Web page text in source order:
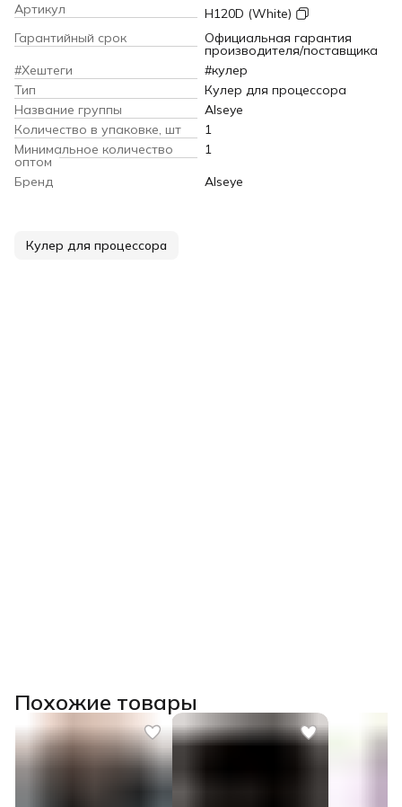
Артикул
H120D (White)
Гарантийный срок
Официальная гарантия
производителя/поставщика
#Хештеги
#кулер
Тип
Кулер для процессора
Название группы
Alseye
Количество в упаковке, шт
1
Минимальное количество
оптом
1
Бренд
Alseye
Кулер для процессора
Похожие товары